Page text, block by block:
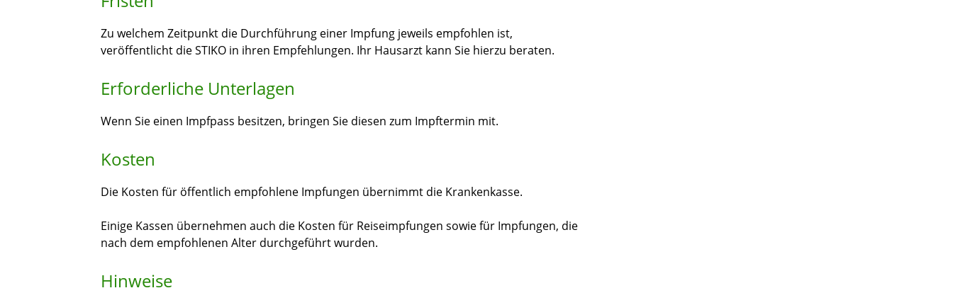
Zu welchem Zeitpunkt die Durchführung einer Impfung jeweils empfohlen ist,
veröffentlicht die STIKO in ihren Empfehlungen. Ihr Hausarzt kann Sie hierzu beraten.
Erforderliche Unterlagen
Wenn Sie einen Impfpass besitzen, bringen Sie diesen zum Impftermin mit.
Kosten
Die Kosten für öffentlich empfohlene Impfungen übernimmt die Krankenkasse.
Einige Kassen übernehmen auch die Kosten für Reiseimpfungen sowie für Impfungen, die
nach dem empfohlenen Alter durchgeführt wurden.
Hinweise